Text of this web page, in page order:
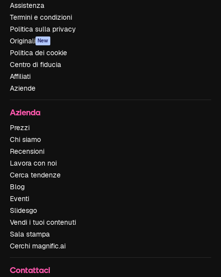
Assistenza
Termini e condizioni
Politica sulla privacy
Originali New
Politica dei cookie
Centro di fiducia
Affiliati
Aziende
Azienda
Prezzi
Chi siamo
Recensioni
Lavora con noi
Cerca tendenze
Blog
Eventi
Slidesgo
Vendi i tuoi contenuti
Sala stampa
Cerchi magnific.ai
Contattaci